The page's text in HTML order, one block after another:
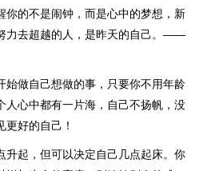
你的不是闹钟，而是心中的梦想，新
力去超越的人，是昨天的自己。——
始做自己想做的事，只要你不用年龄
人心中都有一片海，自己不扬帆，没
更好的自己！
升起，但可以决定自己几点起床。你